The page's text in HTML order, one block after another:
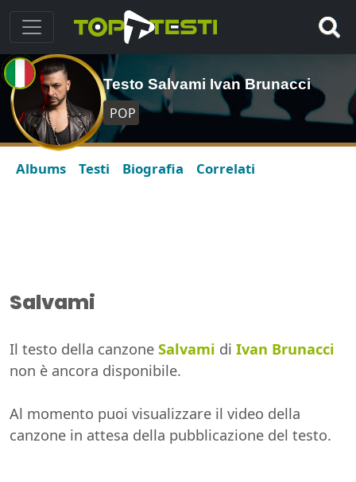
Testo Salvami Ivan Brunacci
POP
Albums Testi Biografia Correlati
Salvami
Il testo della canzone Salvami di Ivan Brunacci
non è ancora disponibile.
Al momento puoi visualizzare il video della
canzone in attesa della pubblicazione del testo.